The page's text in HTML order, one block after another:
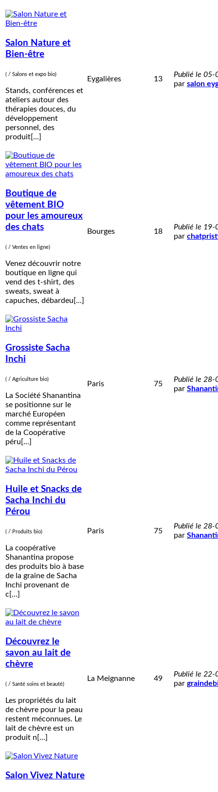
Salon Nature et
Bien-être
( / Salons et expo bio)
Stands, conférences et
ateliers autour des
thérapies douces, du
développement
personnel, des
produit[...]
Eygalières 13
Publié le 05-
par salon
Boutique de
vêtement BIO
pour les amoureux
des chats
( / Ventes en ligne)
Venez découvrir notre
boutique en ligne qui
vend des t-shirt, des
sweats, sweat à
capuches, débardeu[...]
Bourges 18
Publié le 19-
par
Grossiste Sacha
Inchi
( / Agriculture bio)
La Société Shanantina
se positionne sur le
marché Européen
comme représentant
de la Coopérative
péru[...]
Paris 75
Publié le 28-
par
Huile et Snacks de
Sacha Inchi du
Pérou
( / Produits bio)
La coopérative
Shanantina propose
des produits bio à base
de la graine de Sacha
Inchi provenant de
c[...]
Paris 75
Publié le 28-
par
Découvrez le
savon au lait de
chèvre
( / Santé soins et beauté)
Les propriétés du lait
de chèvre pour la peau
restent méconnues. Le
lait de chèvre est un
produit n[...]
La Meignanne 49
Publié le 22-
par
Salon Vivez Nature